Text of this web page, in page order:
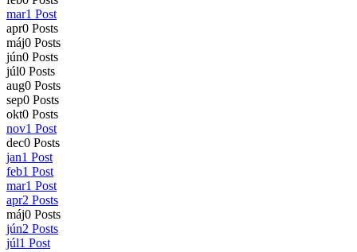
mar1 Post
apr0 Posts
máj0 Posts
jún0 Posts
júl0 Posts
aug0 Posts
sep0 Posts
okt0 Posts
nov1 Post
dec0 Posts
jan1 Post
feb1 Post
mar1 Post
apr2 Posts
máj0 Posts
jún2 Posts
júl1 Post